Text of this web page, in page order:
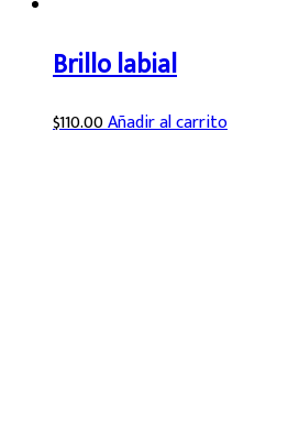
Brillo labial
$110.00Añadir al carrito